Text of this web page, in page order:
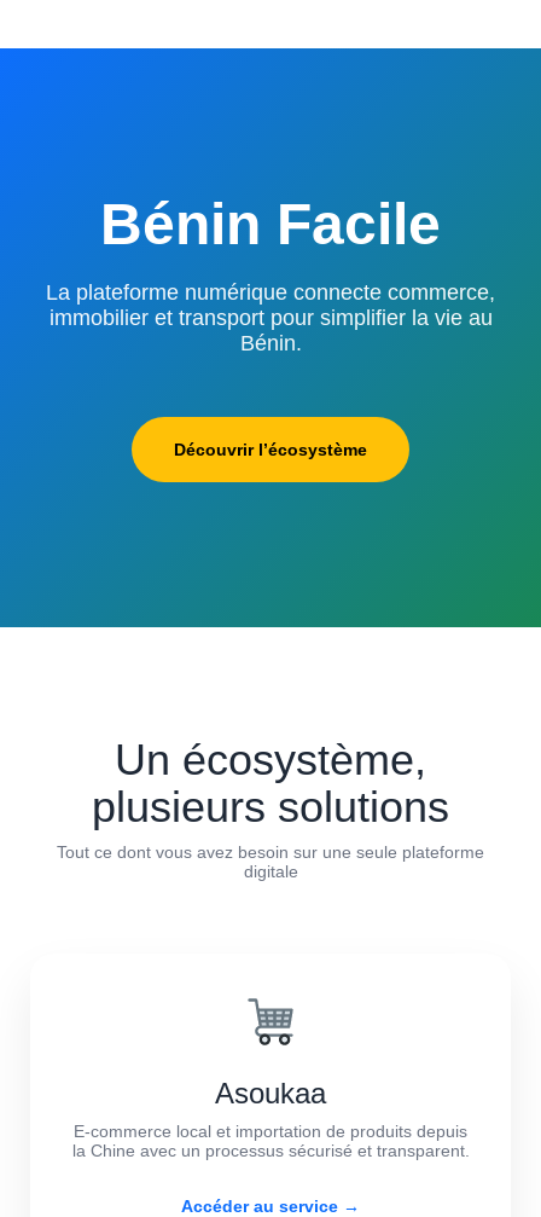
Bénin Facile
La plateforme numérique connecte commerce,
immobilier et transport pour simplifier la vie au
Bénin.
Découvrir l’écosystème
Un écosystème,
plusieurs solutions
Tout ce dont vous avez besoin sur une seule plateforme
digitale
Asoukaa
E-commerce local et importation de produits depuis
la Chine avec un processus sécurisé et transparent.
Accéder au service →